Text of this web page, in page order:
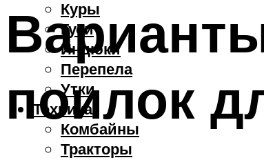
Куры
Гуси
Индюки
Перепела
Утки
Техника
Комбайны
Тракторы
поилок